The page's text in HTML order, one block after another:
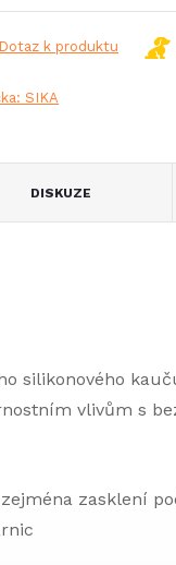
k produktu
SIKA
DISKUZE
silikonového
vlivům s
zasklení